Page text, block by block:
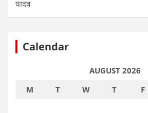
यादव
Calendar
AUGUST 2026
M
T W T F